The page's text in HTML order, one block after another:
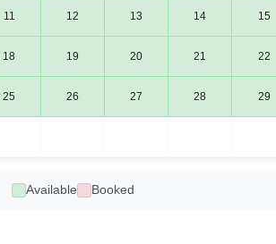
11 12 13 14 15
18 19 20 21 22
25 26 27 28 29
Available Booked